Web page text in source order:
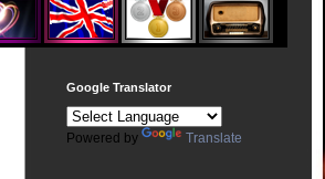
Google Translator
Powered by Translate